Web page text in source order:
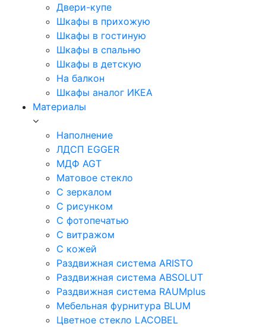
Двери-купе
Шкафы в прихожую
Шкафы в гостиную
Шкафы в спальню
Шкафы в детскую
На балкон
Шкафы аналог ИКЕА
Материалы
Наполнение
ЛДСП EGGER
МДФ AGT
Матовое стекло
С зеркалом
С рисунком
С фотопечатью
С витражом
С кожей
Раздвижная система ARISTO
Раздвижная система ABSOLUT
Раздвижная система RAUMplus
Мебельная фурнитура BLUM
Цветное стекло LACOBEL